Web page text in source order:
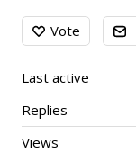
Content aside
Vote
Last active
Replies
Views